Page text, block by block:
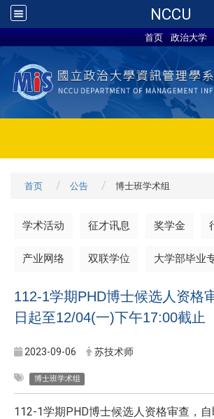
NCCU
首页 政治大学
首页 公告 博士班学术组
学术活动 征才讯息 奖学金
产业网络 双联学位 大学部毕业
112-1学期PHD博士候选人资格
日起至12/04(一)下午17:00截止
2023-09-06 苏技术师
博士班学术组
112-1学期PHD博士候选人资格审查，